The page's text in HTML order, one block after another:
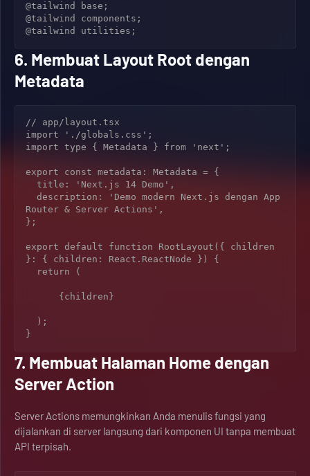
@tailwind base;
@tailwind components;
6. Membuat Layout Root dengan
Metadata
// app/layout.tsx
import './globals.css';
import type { Metadata } from 'next';
export const metadata: Metadata = {
Router & Server Actions',
};
export default function RootLayout({ children
}: { children: React.ReactNode }) {
7. Membuat Halaman Home dengan
Server Action
Server Actions memungkinkan Anda menulis fungsi yang
dijalankan di server langsung dari komponen UI tanpa membuat
API terpisah.